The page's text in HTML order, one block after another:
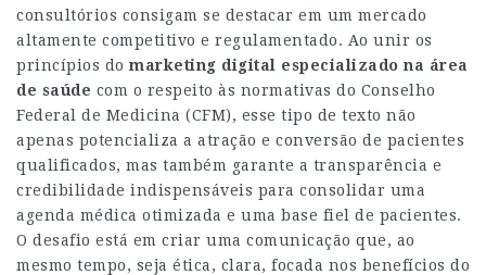
consultórios consigam se destacar em um mercado
altamente competitivo e regulamentado. Ao unir os
princípios do marketing digital especializado na área
de saúde com o respeito às normativas do Conselho
Federal de Medicina (CFM), esse tipo de texto não
apenas potencializa a atração e conversão de pacientes
qualificados, mas também garante a transparência e
credibilidade indispensáveis para consolidar uma
agenda médica otimizada e uma base fiel de pacientes.
O desafio está em criar uma comunicação que, ao
mesmo tempo, seja ética, clara, focada nos benefícios do